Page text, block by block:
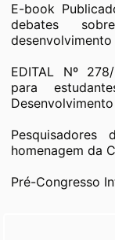
E-book
debates
desenvolvimento
EDITAL Nº
para
homenagem da
Pré-Congresso